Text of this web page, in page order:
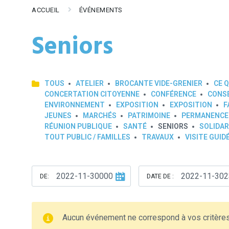
ACCUEIL ÉVÉNEMENTS
Seniors
TOUS ATELIER BROCANTE VIDE-GRENIER CE
CONCERTATION CITOYENNE
CONFÉRENCE
ENVIRONNEMENT
EXPOSITION EXPOSITION
JEUNES
MARCHÉS PATRIMOINE
RÉUNION PUBLIQUE
SANTÉ SENIORS
TOUT PUBLIC / FAMILLES
TRAVAUX VISITE
DE: DATE DE :
Aucun événement ne correspond à vos